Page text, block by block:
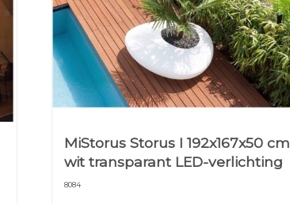
MiStorus Storus I 192x167x50 cm
wit transparant LED-verlichting
8084